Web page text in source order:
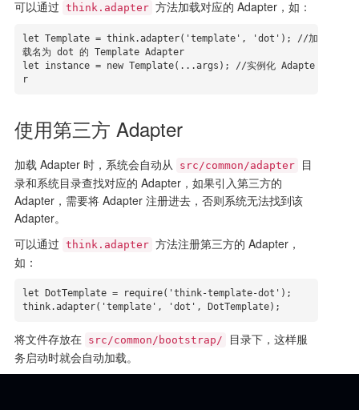
可以通过 think.adapter 方法加载对应的 Adapter，如：
let Template = think.adapter('template', 'dot'); //加
载名为 dot 的 Template Adapter
let instance = new Template(...args); //实例化 Adapte
r
使用第三方 Adapter
加载 Adapter 时，系统会自动从 src/common/adapter
目
录和系统目录查找对应的 Adapter，如果引入第三方的
Adapter，需要将 Adapter 注册进去，否则系统无法找到该
Adapter。
可以通过 think.adapter 方法注册第三方的 Adapter，
如：
let DotTemplate = require('think-template-dot');
think.adapter('template', 'dot', DotTemplate);
将文件存放在 src/common/bootstrap/
目录下，这样服
务启动时就会自动加载。